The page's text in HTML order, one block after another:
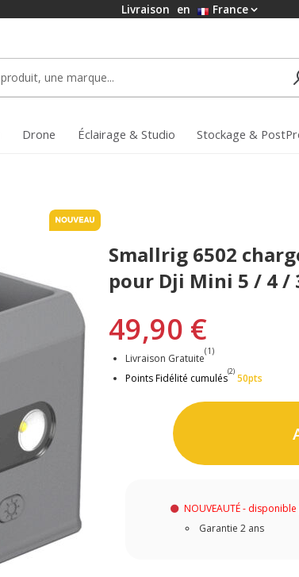
Livraison en France
Drone Éclairage & Studio Stockage &
Smallrig 6502
pour Dji Mini 5 / 4 /
49,90 €
Livraison Gratuite
(1)
Points Fidélité cumulés
(2)
50pts
NOUVEAUTÉ -
Garantie 2 ans